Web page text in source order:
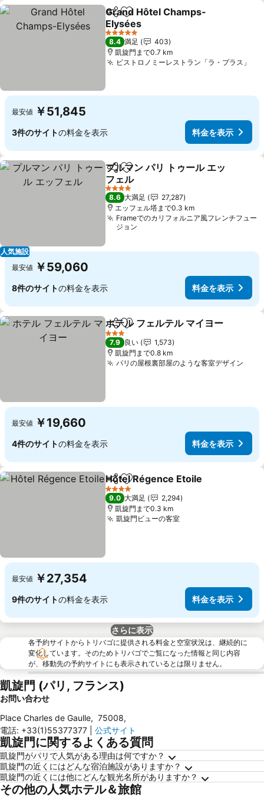
シェアお気に入りに追加
Grand Hôtel Champs-
Elysées
5 ホテルのランク
8.4 満足
403
凱旋門まで0.7 km
ビストロノミーレストラン「ラ・プラス」
最安値 ￥51,845
3件のサイトの料金を表示 料金を表示
人気施設
シェアお気に入りに追加
プルマン パリ トゥール エッ
フェル
4 ホテルのランク
8.6 大満足
27,287
エッフェル塔まで0.3 km
Frameでのカリフォルニア風フレンチフュー
ジョン
最安値 ￥59,060
8件のサイトの料金を表示 料金を表示
シェアお気に入りに追加
ホテル フェルテル マイヨー
3 ホテルのランク
7.9 良い
1,573
凱旋門まで0.8 km
パリの屋根裏部屋のような客室デザイン
最安値 ￥19,660
4件のサイトの料金を表示 料金を表示
シェアお気に入りに追加
Hôtel Régence Etoile
4 ホテルのランク
9.0 大満足
2,294
凱旋門まで0.3 km
凱旋門ビューの客室
最安値 ￥27,354
9件のサイトの料金を表示 料金を表示
さらに表示
各予約サイトからトリバゴに提供される料金と空室状況は、継続的に
変化しています。そのためトリバゴでご覧になった情報と同じ内容
が、移動先の予約サイトにも表示されているとは限りません。
凱旋門 (パリ, フランス)
お問い合わせ
Place Charles de Gaulle, 75008,
電話: +33(1)55377377 公式サイト
凱旋門に関するよくある質問
凱旋門がパリで人気がある理由は何ですか？
凱旋門の近くにはどんな宿泊施設がありますか？
凱旋門の近くには他にどんな観光名所がありますか？
その他の人気ホテル＆旅館